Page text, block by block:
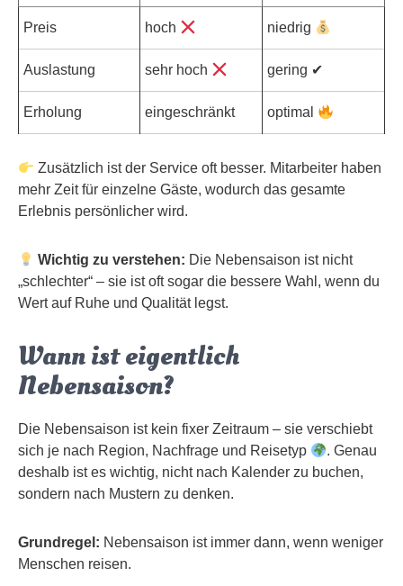
Preis hoch niedrig
Auslastung sehr hoch gering ✔
Erholung eingeschränkt optimal
Zusätzlich ist der Service oft besser. Mitarbeiter haben
mehr Zeit für einzelne Gäste, wodurch das gesamte
Erlebnis persönlicher wird.
Wichtig zu verstehen: Die Nebensaison ist nicht
„schlechter“ – sie ist oft sogar die bessere Wahl, wenn du
Wert auf Ruhe und Qualität legst.
Wann ist eigentlich
Nebensaison?
Die Nebensaison ist kein fixer Zeitraum – sie verschiebt
sich je nach Region, Nachfrage und Reisetyp
. Genau
deshalb ist es wichtig, nicht nach Kalender zu buchen,
sondern nach Mustern zu denken.
Grundregel: Nebensaison ist immer dann, wenn weniger
Menschen reisen.